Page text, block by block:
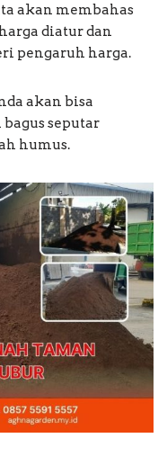
akan membahas
diatur dan
pengaruh harga.
akan bisa
seputar
humus.